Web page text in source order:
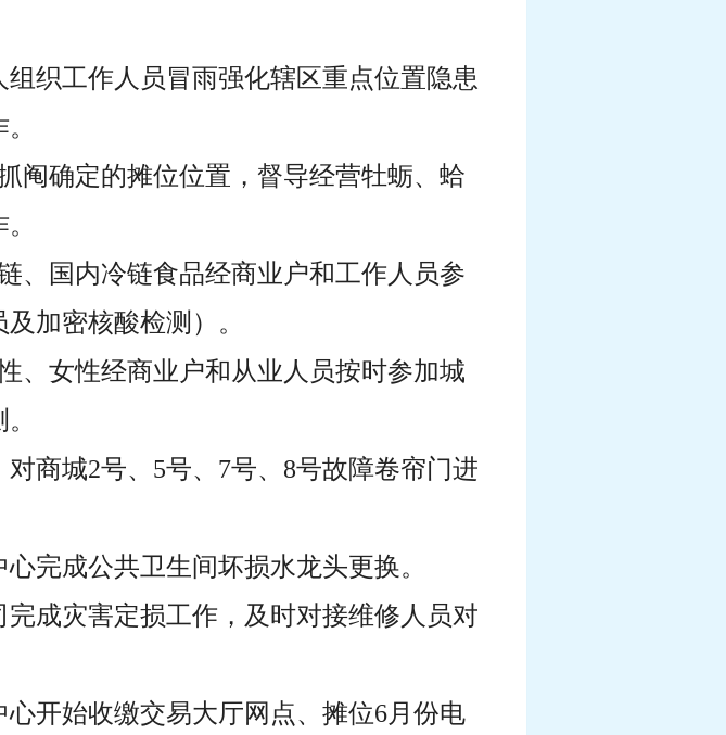
织工作人员冒雨强化辖区重点位置隐患
阄确定的摊位位置，督导经营牡蛎、蛤
、国内冷链食品经商业户和工作人员参
加密核酸检测）。
、女性经商业户和从业人员按时参加城
商城2号、5号、7号、8号故障卷帘门进
完成公共卫生间坏损水龙头更换。
成灾害定损工作，及时对接维修人员对
开始收缴交易大厅网点、摊位6月份电